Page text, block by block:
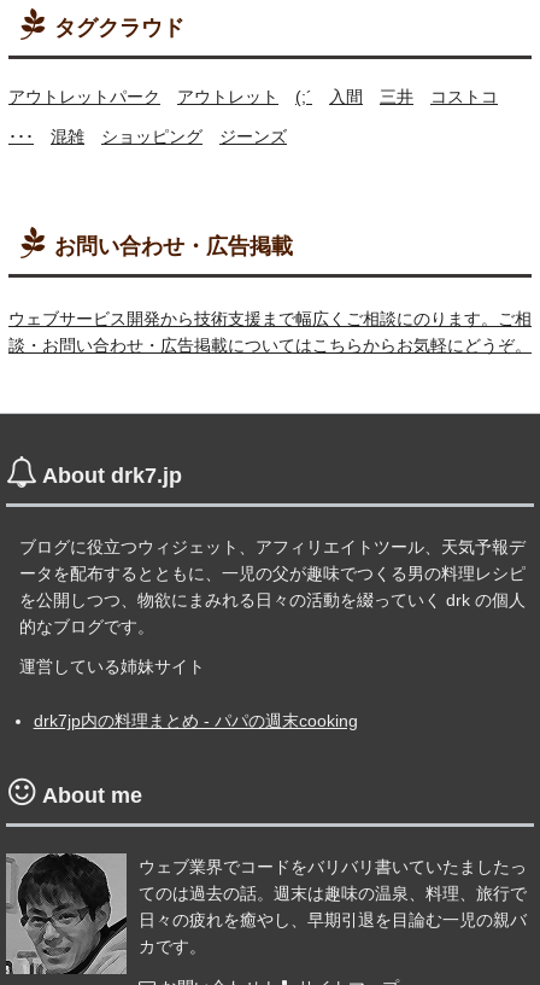
タグクラウド
アウトレットパーク アウトレット (;´ 入間 三井 コストコ
･･･ 混雑 ショッピング ジーンズ
お問い合わせ・広告掲載
ウェブサービス開発から技術支援まで幅広くご相談にのります。ご相
談・お問い合わせ・広告掲載についてはこちらからお気軽にどうぞ。
About drk7.jp
ブログに役立つウィジェット、アフィリエイトツール、天気予報デ
ータを配布するとともに、一児の父が趣味でつくる男の料理レシピ
を公開しつつ、物欲にまみれる日々の活動を綴っていく drk の個人
的なブログです。
運営している姉妹サイト
drk7jp内の料理まとめ - パパの週末cooking
About me
ウェブ業界でコードをバリバリ書いていたましたっ
てのは過去の話。週末は趣味の温泉、料理、旅行で
日々の疲れを癒やし、早期引退を目論む一児の親バ
カです。